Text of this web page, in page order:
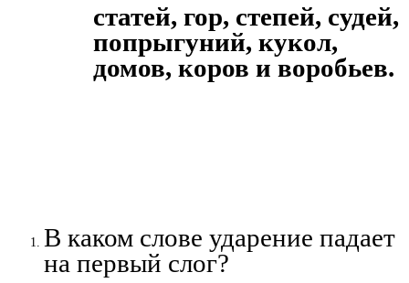
статей, гор, степей, судей,
попрыгуний, кукол,
домов, коров и воробьев.
В каком слове ударение падает
на первый слог?